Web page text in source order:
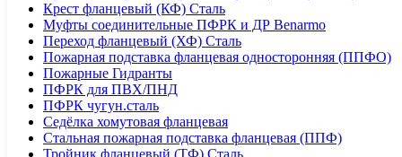
Крест фланцевый (КФ) Сталь
Муфты соединительные ПФРК и ДР Benarmo
Переход фланцевый (ХФ) Сталь
Пожарная подставка фланцевая односторонняя (ППФО)
Пожарные Гидранты
ПФРК для ПВХ/ПНД
ПФРК чугун.сталь
Седёлка хомутовая фланцевая
Стальная пожарная подставка фланцевая (ППФ)
Тройник фланцевый (ТФ) Сталь